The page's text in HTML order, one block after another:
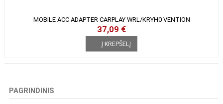
MOBILE ACC ADAPTER CARPLAY WRL/KRYH0 VENTION
37,09 €
Į KREPŠELĮ
PAGRINDINIS